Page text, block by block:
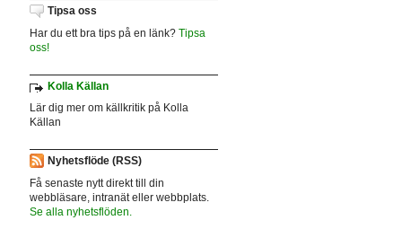
Tipsa oss
Har du ett bra tips på en länk? Tipsa
oss!
Kolla Källan
Lär dig mer om källkritik på Kolla
Källan
Nyhetsflöde (RSS)
Få senaste nytt direkt till din
webbläsare, intranät eller webbplats.
Se alla nyhetsflöden.